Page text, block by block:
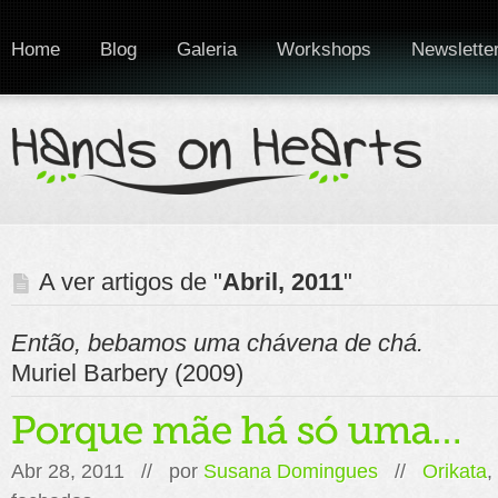
Home Blog Galeria Workshops
A ver artigos de "Abril, 2011"
Então, bebamos uma chávena de chá.
Muriel Barbery (2009)
Abr 28, 2011 // por Susana Domingues // Orikata,